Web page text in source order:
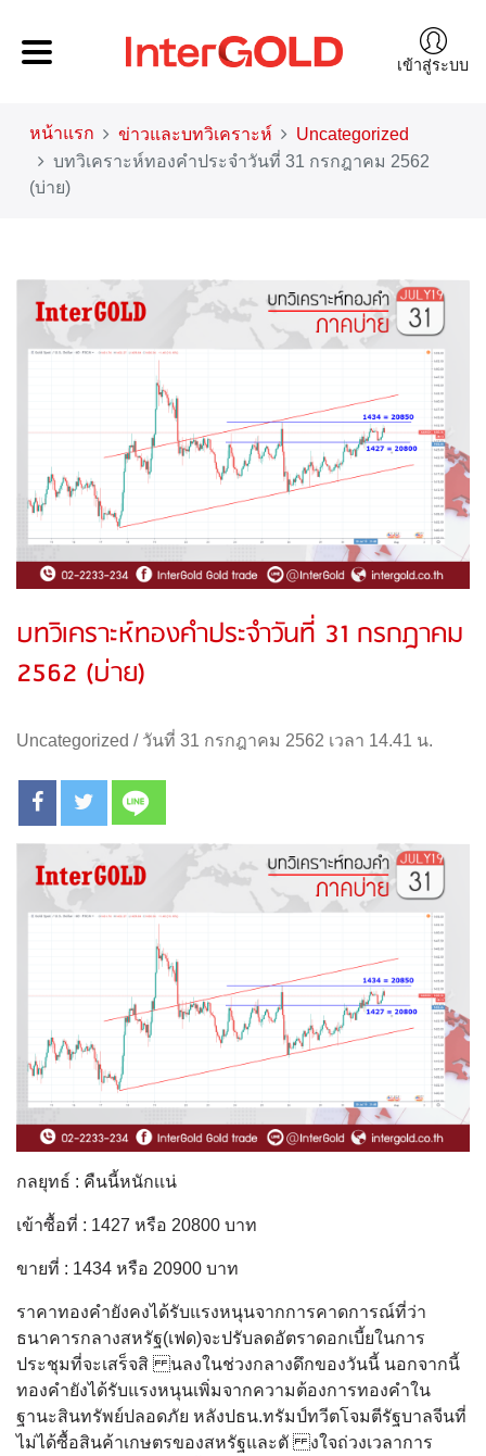
เข้าสู่ระบบ
หน้าแรก ข่าวและบทวิเคราะห์
Uncategorized
บทวิเคราะห์ทองคำประจำวันที่ 31 กรกฎาคม 2562
(บ่าย)
บทวิเคราะห์ทองคำประจำวันที่ 31 กรกฎาคม
2562 (บ่าย)
Uncategorized / วันที่ 31 กรกฎาคม 2562 เวลา 14.41 น.
กลยุทธ์ : คืนนี้หนักเเน่
เข้าซื้อที่ : 1427 หรือ 20800 บาท
ขายที่ : 1434 หรือ 20900 บาท
ราคาทองคํายังคงได้รับแรงหนุนจากการคาดการณ์ที่ว่า
ธนาคารกลางสหรัฐ(เฟด)จะปรับลดอัตราดอกเบี้ยในการ
ประชุมที่จะเสร็จสิ นลงในช่วงกลางดึกของวันนี้ นอกจากนี้
ทองคํายังได้รับแรงหนุนเพิ่มจากความต้องการทองคําใน
ฐานะสินทรัพย์ปลอดภัย หลังปธน.ทรัมป์ทวีตโจมตีรัฐบาลจีนที่
ไม่ได้ซื้อสินค้าเกษตรของสหรัฐและตั งใจถ่วงเวลาการ